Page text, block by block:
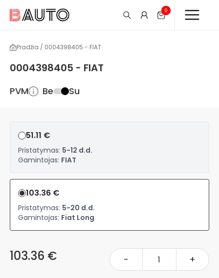
0
Pradžia / 0004398405 - FIAT
0004398405 - FIAT
PVM Be Su
51.11 €
Pristatymas: 5-12 d.d.
Gamintojas: FIAT
103.36 €
Pristatymas: 5-20 d.d.
Gamintojas: Fiat Long
103.36 € - +